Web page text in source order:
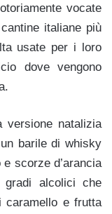
vocate
italiane più
usate per i loro
dove vengono
versione natalizia
barile di whisky
scorze d’arancia
alcolici che
caramello e frutta